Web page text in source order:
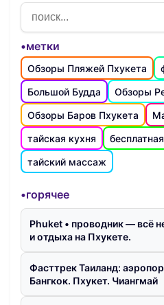
•метки
Обзоры Пляжей Пхукета
Большой Будда
Обзоры
Обзоры Баров Пхукета
тайская кухня
тайский массаж
•горячее
Phuket • проводник — всё
и отдыха на Пхукете.
Фасттрек Таиланд:
Бангкок. Пхукет. Чиангмай